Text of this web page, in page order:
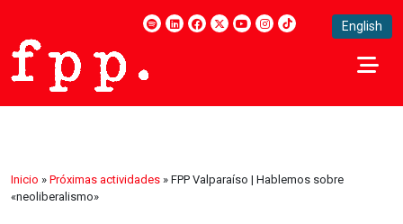
English
Inicio » Próximas actividades » FPP Valparaíso | Hablemos sobre
«neoliberalismo»